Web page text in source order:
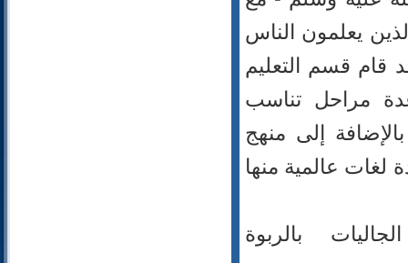
يعلمون الناس
قام قسم التعليم
مراحل تناسب
إلى منهج
لغات عالمية منها
بالربوة